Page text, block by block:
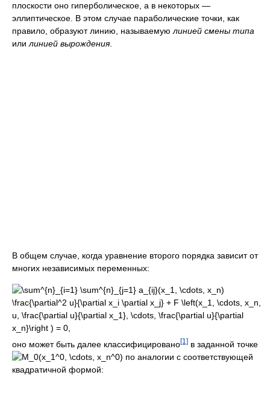
плоскости оно гиперболическое, а в некоторых —
эллиптическое. В этом случае параболические точки, как
правило, образуют линию, называемую линией смены типа
или линией вырождения.
В общем случае, когда уравнение второго порядка зависит от
многих независимых переменных:
оно может быть далее классифицировано[1] в заданной точке
по аналогии с соответствующей
квадратичной формой: